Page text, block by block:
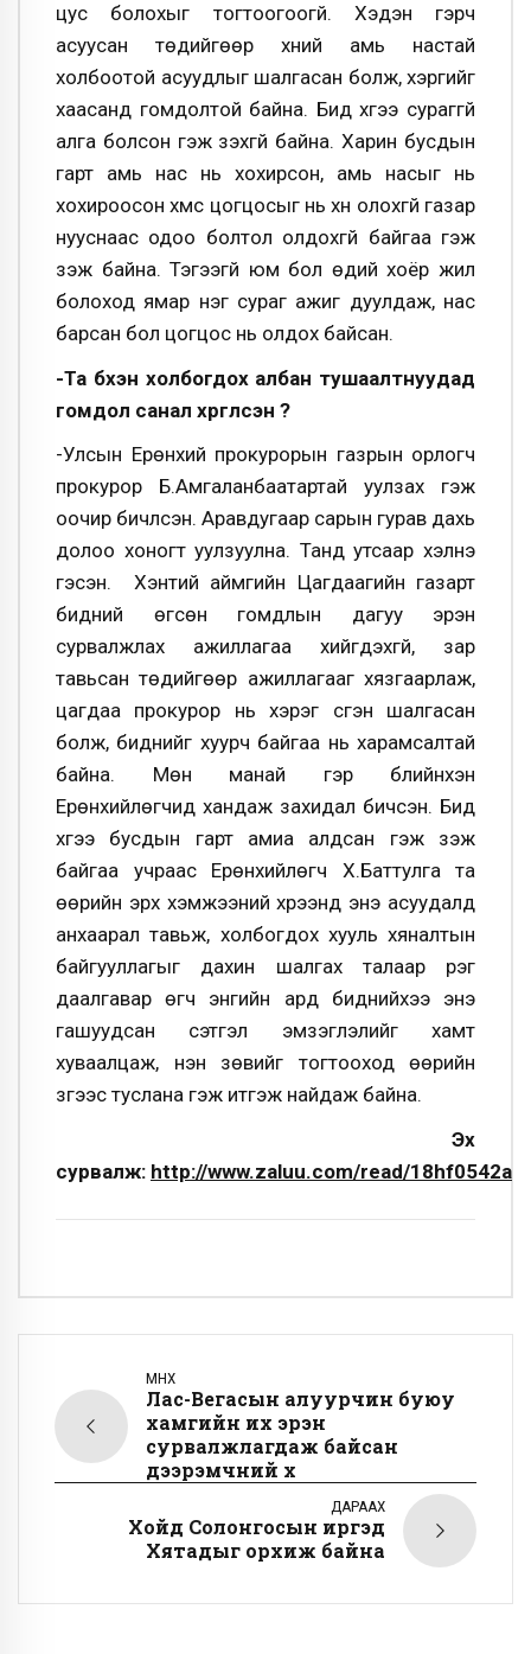
цус болохыг тогтоогоогүй. Хэдэн гэрч
асуусан төдийгөөр хүний амь настай
холбоотой асуудлыг шалгасан болж, хэргийг
хаасанд гомдолтой байна. Бид хүүгээ сураггүй
алга болсон гэж үзэхгүй байна. Харин бусдын
гарт амь нас нь хохирсон, амь насыг нь
хохироосон хүмүүс цогцосыг нь хүн олохгүй газар
нууснаас одоо болтол олдохгүй байгаа гэж
үзэж байна. Тэгээгүй юм бол өдий хоёр жил
болоход ямар нэг сураг ажиг дуулдаж, нас
барсан бол цогцос нь олдох байсан.
-Та бүхэн холбогдох албан тушаалтнуудад
гомдол санал хүргүүлсэн үү?
-Улсын Ерөнхий прокурорын газрын орлогч
прокурор Б.Амгаланбаатартай уулзах гэж
оочир бичүүлсэн. Аравдугаар сарын гурав дахь
долоо хоногт уулзуулна. Танд утсаар хэлнэ
гэсэн. Хэнтий аймгийн Цагдаагийн газарт
бидний өгсөн гомдлын дагуу эрэн
сурвалжлах ажиллагаа хийгдэхгүй, зар
тавьсан төдийгөөр ажиллагааг хязгаарлаж,
цагдаа прокурор нь хэрэг үүсгэн шалгасан
болж, биднийг хуурч байгаа нь харамсалтай
байна. Мөн манай гэр бүлийнхэн
Ерөнхийлөгчид хандаж захидал бичсэн. Бид
хүүгээ бусдын гарт амиа алдсан гэж үзэж
байгаа учраас Ерөнхийлөгч Х.Баттулга та
өөрийн эрх хэмжээний хүрээнд энэ асуудалд
анхаарал тавьж, холбогдох хууль хяналтын
байгууллагыг дахин шалгах талаар үүрэг
даалгавар өгч энгийн ард биднийхээ энэ
гашуудсан сэтгэл эмзэглэлийг хамт
хуваалцаж, үнэн зөвийг тогтооход өөрийн
зүгээс туслана гэж итгэж найдаж байна.
Эх
сурвалж: http://www.zaluu.com/read/18hf0542a
ӨМНӨХ
Лас-Вегасын алуурчин буюу
хамгийн их эрэн
сурвалжлагдаж байсан
дээрэмчний хүү
ДАРААХ
Хойд Солонгосын иргэд
Хятадыг орхиж байна